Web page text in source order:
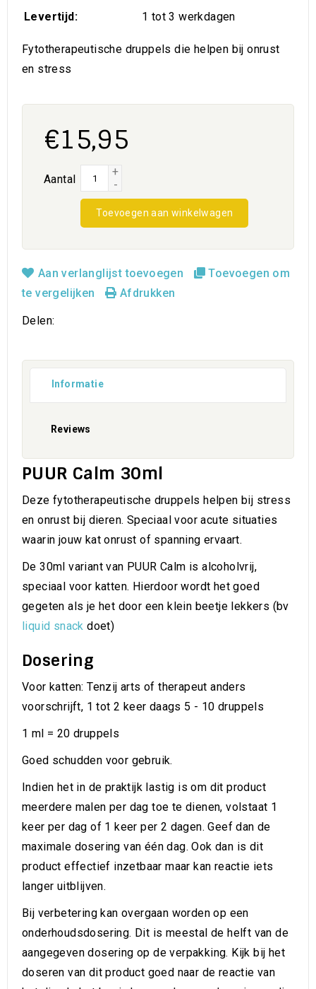
Levertijd:
1 tot 3 werkdagen
Fytotherapeutische druppels die helpen bij onrust
en stress
€15,95
Aantal
+
-
Toevoegen aan winkelwagen
Aan verlanglijst toevoegen
Toevoegen om
te vergelijken
Afdrukken
Delen:
Informatie
Reviews
PUUR Calm 30ml
Deze fytotherapeutische druppels helpen bij stress
en onrust bij dieren. Speciaal voor acute situaties
waarin jouw kat onrust of spanning ervaart.
De 30ml variant van PUUR Calm is alcoholvrij,
speciaal voor katten. Hierdoor wordt het goed
gegeten als je het door een klein beetje lekkers (bv
liquid snack doet)
Dosering
Voor katten: Tenzij arts of therapeut anders
voorschrijft, 1 tot 2 keer daags 5 - 10 druppels
1 ml = 20 druppels
Goed schudden voor gebruik.
Indien het in de praktijk lastig is om dit product
meerdere malen per dag toe te dienen, volstaat 1
keer per dag of 1 keer per 2 dagen. Geef dan de
maximale dosering van één dag. Ook dan is dit
product effectief inzetbaar maar kan reactie iets
langer uitblijven.
Bij verbetering kan overgaan worden op een
onderhoudsdosering. Dit is meestal de helft van de
aangegeven dosering op de verpakking. Kijk bij het
doseren van dit product goed naar de reactie van